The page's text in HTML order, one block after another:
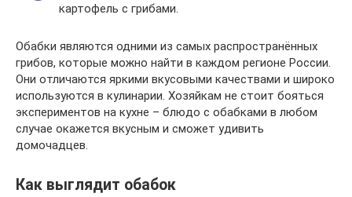
картофель с грибами.
Обабки являются одними из самых распространённых
грибов, которые можно найти в каждом регионе России.
Они отличаются яркими вкусовыми качествами и широко
используются в кулинарии. Хозяйкам не стоит бояться
экспериментов на кухне – блюдо с обабками в любом
случае окажется вкусным и сможет удивить
домочадцев.
Как выглядит обабок